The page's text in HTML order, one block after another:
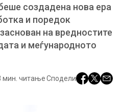
создадена нова ера
и поредок
на вредностите
и меѓународното
мин. читањеСподели